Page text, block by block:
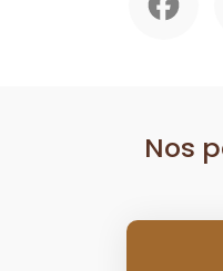
Nos